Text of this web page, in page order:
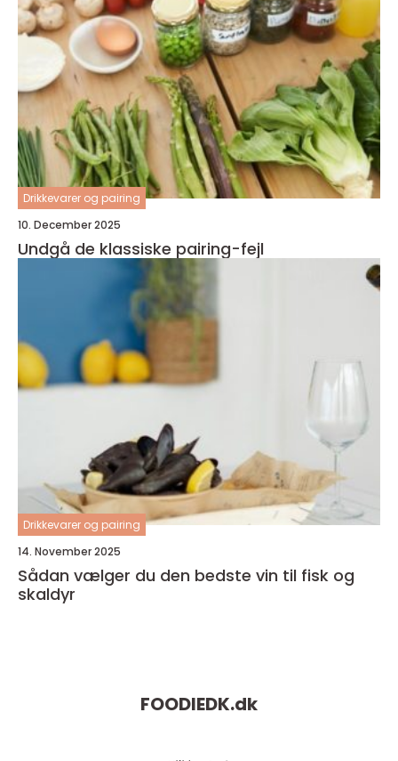
Drikkevarer og pairing
10. December 2025
Undgå de klassiske pairing-fejl
Drikkevarer og pairing
14. November 2025
Sådan vælger du den bedste vin til fisk og
skaldyr
FOODIEDK.dk